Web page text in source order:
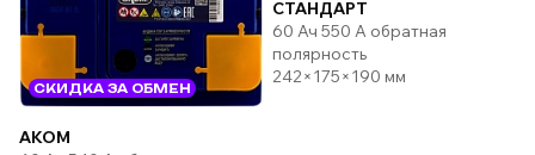
СКИДКА ЗА ОБМЕН
AKOM
СТАНДАРТ
60 Ач 550 А обратная
полярность
242×175×190 мм